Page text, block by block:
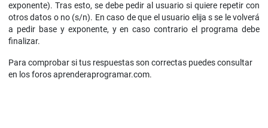
exponente). Tras esto, se debe pedir al usuario si quiere repetir con
otros datos o no (s/n). En caso de que el usuario elija s se le volverá
a pedir base y exponente, y en caso contrario el programa debe
finalizar.
Para comprobar si tus respuestas son correctas puedes consultar
en los foros aprenderaprogramar.com.